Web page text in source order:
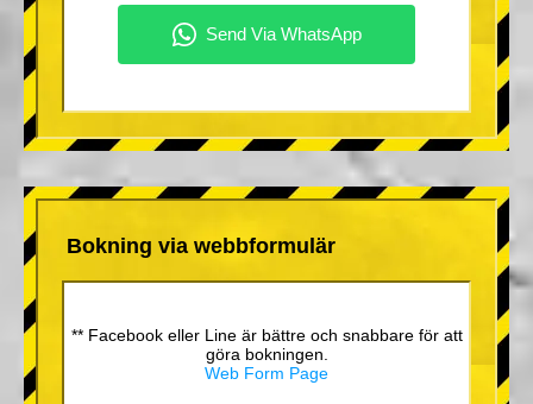
Bokning via webbformulär
** Facebook eller Line är bättre och snabbare för att
göra bokningen.
Web Form Page